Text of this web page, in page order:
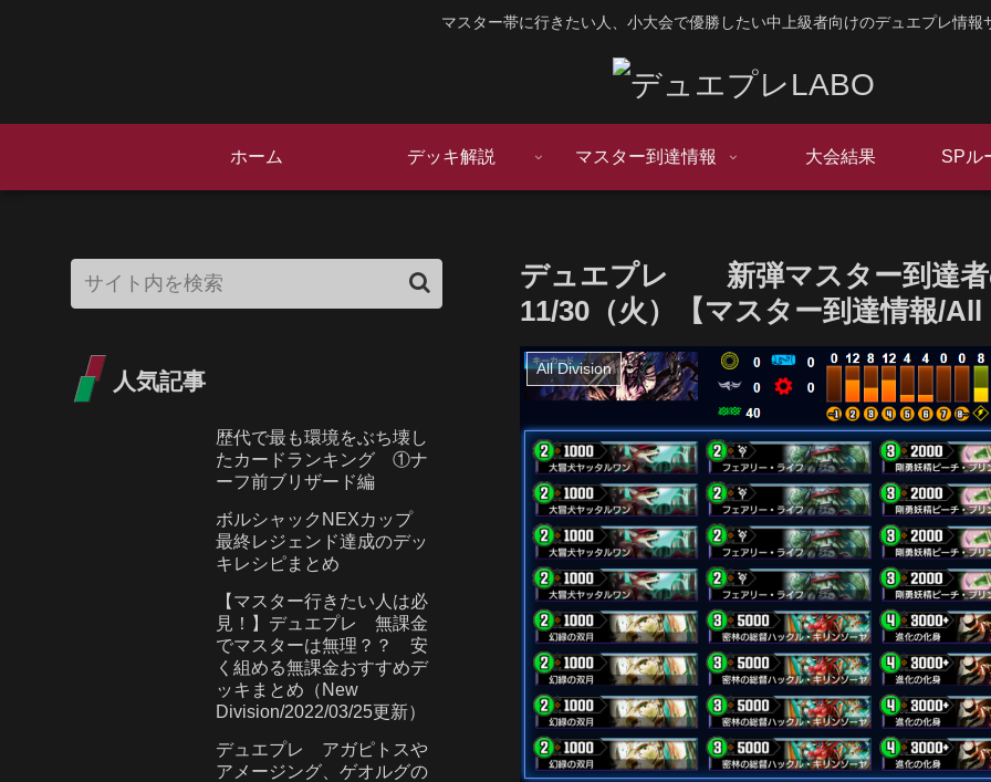
マスター帯に行きたい人、小大会で優勝したい中上級者向けのデュエプレ情報
ホーム デッキ解説 マスター到達情報 大会結果 SPル
デュエプレ 新弾マスター到達
11/30（火）【マスター到達情報/All
All Division
人気記事
歴代で最も環境をぶち壊し
たカードランキング ①ナ
ーフ前ブリザード編
ボルシャックNEXカップ
最終レジェンド達成のデッ
キレシピまとめ
【マスター行きたい人は必
見！】デュエプレ 無課金
でマスターは無理？？ 安
く組める無課金おすすめデ
ッキまとめ（New
Division/2022/03/25更新）
デュエプレ アガピトスや
アメージング、ゲオルグの